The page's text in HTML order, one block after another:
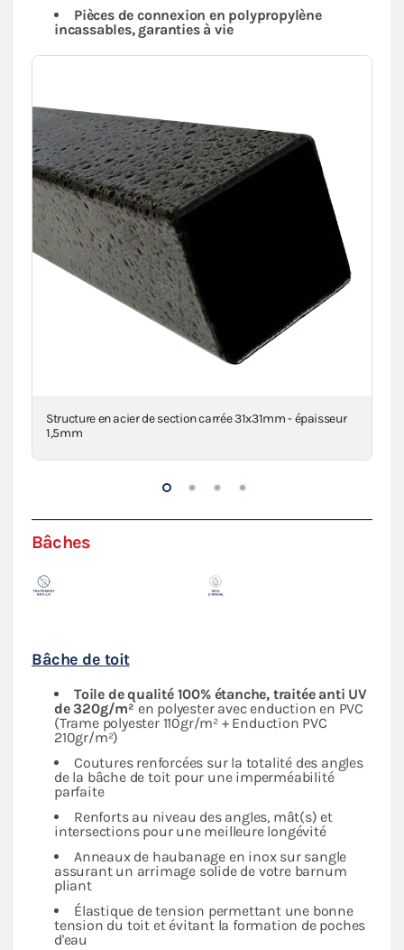
Pièces de connexion en polypropylène
incassables, garanties à vie
Structure en acier de section carrée 31x31mm - épaisseur
1,5mm
Bâches
Bâche de toit
Toile de qualité 100% étanche, traitée anti UV
de 320g/m² en polyester avec enduction en PVC
(Trame polyester 110gr/m² + Enduction PVC
210gr/m²)
Coutures renforcées sur la totalité des angles
de la bâche de toit pour une imperméabilité
parfaite
Renforts au niveau des angles, mât(s) et
intersections pour une meilleure longévité
Anneaux de haubanage en inox sur sangle
assurant un arrimage solide de votre barnum
pliant
Élastique de tension permettant une bonne
tension du toit et évitant la formation de poches
d'eau